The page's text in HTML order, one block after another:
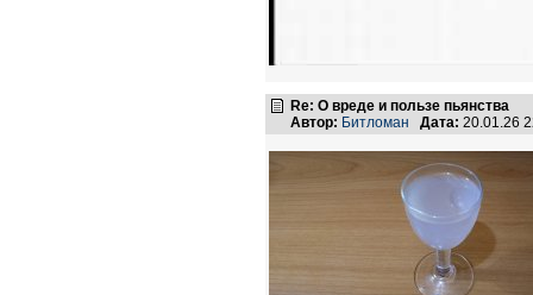
Re: О вреде и пользе пьянства
Автор: Битломан Дата: 20.01.26